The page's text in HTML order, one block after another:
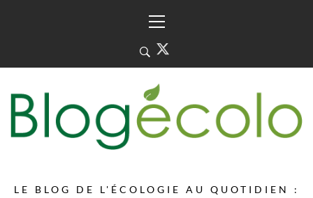
Menu
LE BLOG DE L'ÉCOLOGIE AU QUOTIDIEN :